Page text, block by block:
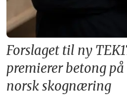
Forslaget til ny
premierer betong
norsk skognæring